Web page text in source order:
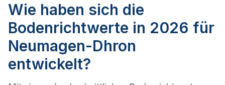
Wie haben sich die
Bodenrichtwerte in 2026 für
Neumagen-Dhron
entwickelt?